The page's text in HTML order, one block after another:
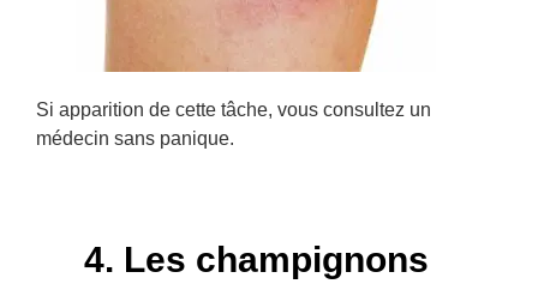
Si apparition de cette tâche, vous consultez un
médecin sans panique.
4. Les champignons